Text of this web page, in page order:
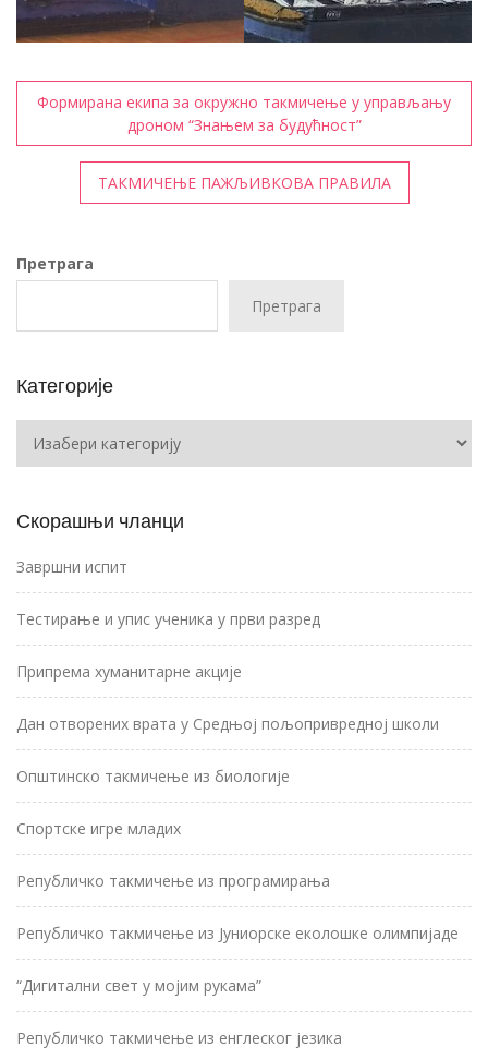
Кретање
Формирана екипа за окружно такмичење у управљању
дроном “Знањем за будућност”
ТАКМИЧЕЊЕ ПАЖЉИВКОВА ПРАВИЛА
Претрага
Претрага
Категорије
Скорашњи чланци
Завршни испит
Тестирање и упис ученика у први разред
Припрема хуманитарне акције
Дан отворених врата у Средњој пољопривредној школи
Општинско такмичење из биологије
Спортске игре младих
Републичко такмичење из програмирања
Републичко такмичење из Јуниорске еколошке олимпијаде
“Дигитални свет у мојим рукама”
Републичко такмичење из енглеског језика